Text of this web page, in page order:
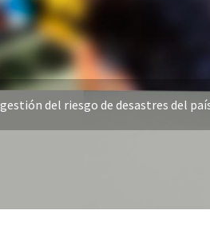
del riesgo de desastres del